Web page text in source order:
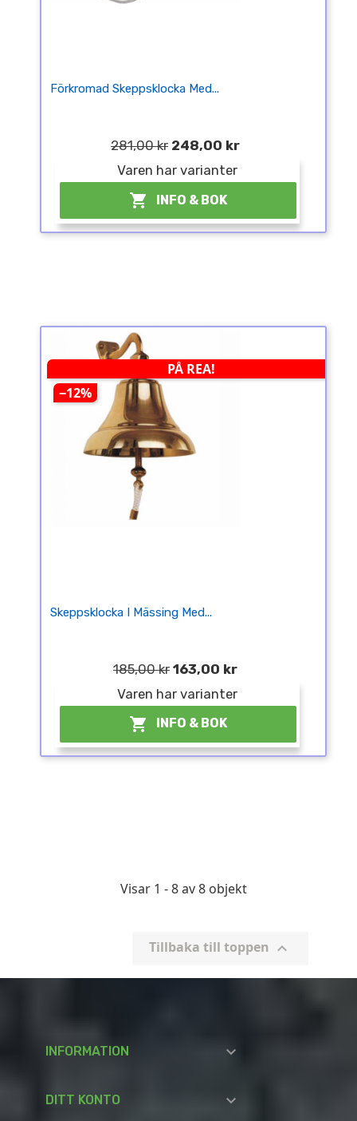
Förkromad Skeppsklocka Med...
281,00 kr 248,00 kr
Varen har varianter
 INFO & BOK
PÅ REA!
−12%
Skeppsklocka I Mässing Med...
185,00 kr 163,00 kr
Varen har varianter
 INFO & BOK
Visar 1 - 8 av 8 objekt
Tillbaka till toppen 
INFORMATION 
DITT KONTO 